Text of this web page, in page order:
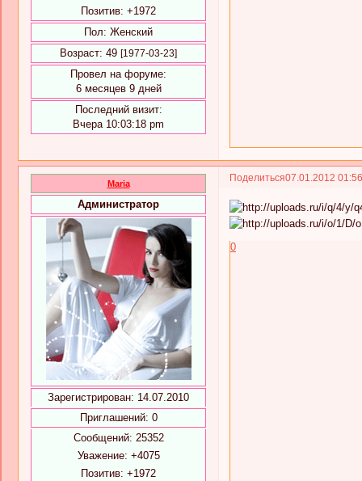
Позитив: +1972
Пол: Женский
Возраст: 49 [1977-03-23]
Провел на форуме:
6 месяцев 9 дней
Последний визит:
Вчера 10:03:18 pm
Поделиться07.01.2012
Maria
Администратор
Зарегистрирован: 14.07.2010
Приглашений: 0
Сообщений: 25352
Уважение: +4075
Позитив: +1972
0